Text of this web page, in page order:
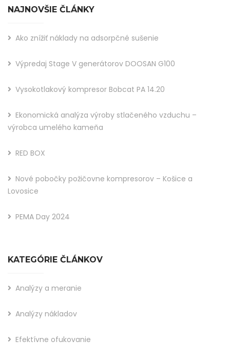
NAJNOVŠIE ČLÁNKY
Ako znížiť náklady na adsorpčné sušenie
Výpredaj Stage V generátorov DOOSAN G100
Vysokotlakový kompresor Bobcat PA 14.20
Ekonomická analýza výroby stlačeného vzduchu –
výrobca umelého kameňa
RED BOX
Nové pobočky požičovne kompresorov – Košice a
Lovosice
PEMA Day 2024
KATEGÓRIE ČLÁNKOV
Analýzy a meranie
Analýzy nákladov
Efektívne ofukovanie